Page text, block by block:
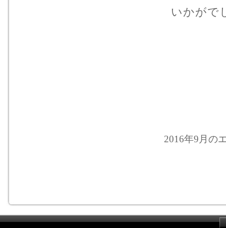
いかがで
2016年9月の